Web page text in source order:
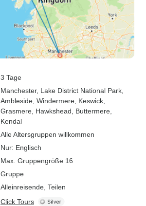
3 Tage
Manchester, Lake District National Park
Ambleside , Windermere , Keswick
Grasmere , Hawkshead , Buttermere
Kendal
Alle Altersgruppen willkommen
Nur: Englisch
Max. Gruppengröße 16
Gruppe
Alleinreisende, Teilen
Click Tours